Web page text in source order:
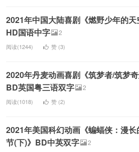
2021年中国大陆喜剧《燃野少年的天
HD国语中字
2
阅读(1244) 赞 (3)
2020年丹麦动画喜剧《筑梦者/筑梦奇
BD英国粤三语双字
2
阅读(1018) 赞 (2)
2021年美国科幻动画《蝙蝠侠：漫长
节(下)》BD中英双字
2